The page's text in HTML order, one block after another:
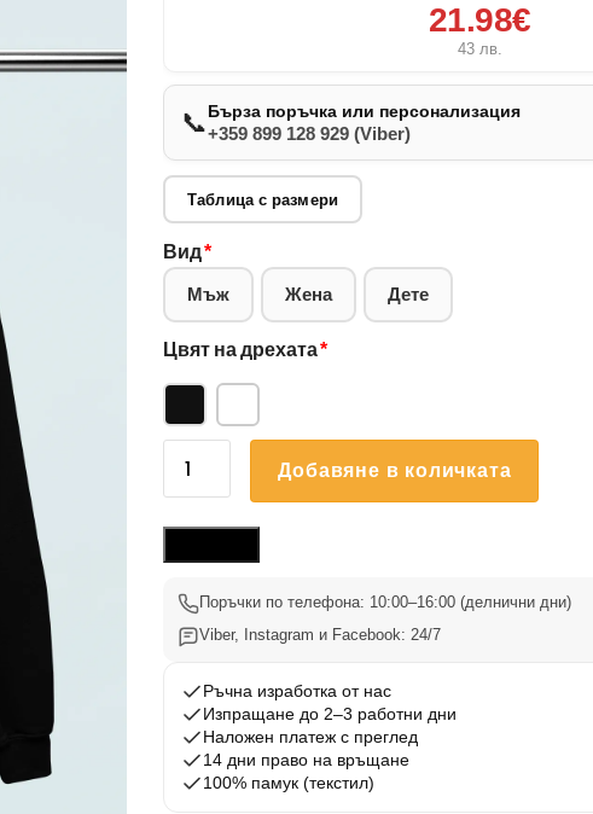
21.98€
43 лв.
📞Бърза поръчка или персонализация
+359 899 128 929 (Viber)
Таблица с размери
Вид*
Мъж Жена Дете
Цвят на дрехата*
количество
Вдъхновения
24
Добавяне в количката
Поръчки по телефона: 10:00–16:00 (делнични дни)
Viber, Instagram и Facebook: 24/7
Ръчна изработка от нас
Изпращане до 2–3 работни дни
Наложен платеж с преглед
14 дни право на връщане
100% памук (текстил)